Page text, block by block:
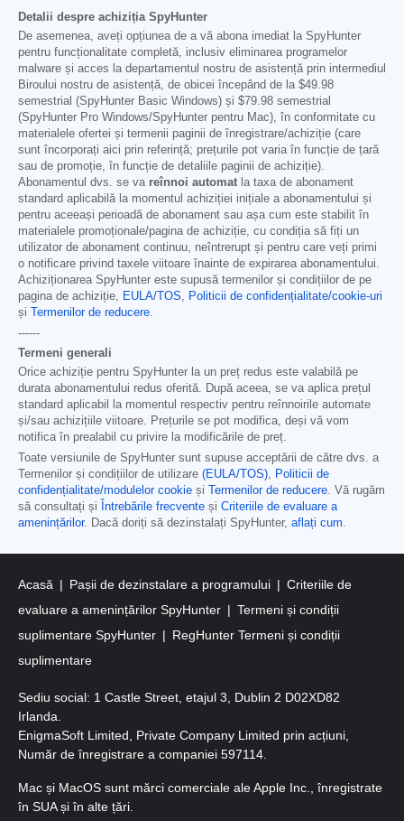
Detalii despre achiziția SpyHunter
De asemenea, aveți opțiunea de a vă abona imediat la SpyHunter
pentru funcționalitate completă, inclusiv eliminarea programelor
malware și acces la departamentul nostru de asistență prin intermediul
Biroului nostru de asistență, de obicei începând de la $49.98
semestrial (SpyHunter Basic Windows) și $79.98 semestrial
(SpyHunter Pro Windows/SpyHunter pentru Mac), în conformitate cu
materialele ofertei și termenii paginii de înregistrare/achiziție (care
sunt încorporați aici prin referință; prețurile pot varia în funcție de țară
sau de promoție, în funcție de detaliile paginii de achiziție).
Abonamentul dvs. se va reînnoi automat la taxa de abonament
standard aplicabilă la momentul achiziției inițiale a abonamentului și
pentru aceeași perioadă de abonament sau așa cum este stabilit în
materialele promoționale/pagina de achiziție, cu condiția să fiți un
utilizator de abonament continuu, neîntrerupt și pentru care veți primi
o notificare privind taxele viitoare înainte de expirarea abonamentului.
Achiziționarea SpyHunter este supusă termenilor și condițiilor de pe
pagina de achiziție, EULA/TOS, Politicii de confidențialitate/cookie-uri
și Termenilor de reducere.
------
Termeni generali
Orice achiziție pentru SpyHunter la un preț redus este valabilă pe
durata abonamentului redus oferită. După aceea, se va aplica prețul
standard aplicabil la momentul respectiv pentru reînnoirile automate
și/sau achizițiile viitoare. Prețurile se pot modifica, deși vă vom
notifica în prealabil cu privire la modificările de preț.
Toate versiunile de SpyHunter sunt supuse acceptării de către dvs. a
Termenilor și condițiilor de utilizare (EULA/TOS), Politicii de
confidențialitate/modulelor cookie și Termenilor de reducere. Vă rugăm
să consultați și
Întrebările frecvente și Criteriile de evaluare a
amenințărilor. Dacă doriți să dezinstalați SpyHunter, aflați cum.
Acasă Pașii de dezinstalare a programului
Criteriile de
evaluare a amenințărilor SpyHunter
Termeni și condiții
suplimentare SpyHunter
RegHunter Termeni și condiții
suplimentare
Sediu social: 1 Castle Street, etajul 3, Dublin 2 D02XD82
Irlanda.
EnigmaSoft Limited, Private Company Limited prin acțiuni,
Număr de înregistrare a companiei 597114.
Mac și MacOS sunt mărci comerciale ale Apple Inc., înregistrate
în SUA și în alte țări.